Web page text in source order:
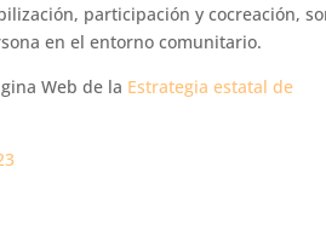
participación y cocreación,
en el entorno comunitario.
Web de la Estrategia estatal de